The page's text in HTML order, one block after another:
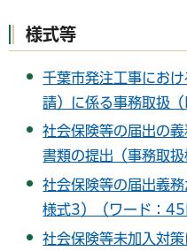
様式等
千葉市発注工事にお
請）に係る事務取扱
社会保険等の届出の
書類の提出（事務取
社会保険等の届出義
様式3）（ワード：
社会保険等未加入対